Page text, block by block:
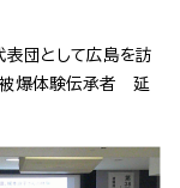
表団として広島を訪
被爆体験伝承者 延